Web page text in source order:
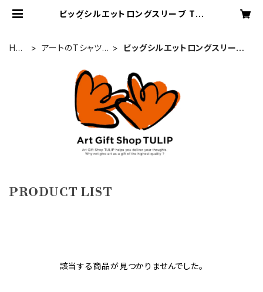
ビッグシルエットロングスリーブ Tシ
Ho
アートのTシャツ
ビッグシルエットロングスリーブ
PRODUCT LIST
該当する商品が見つかりませんでした。